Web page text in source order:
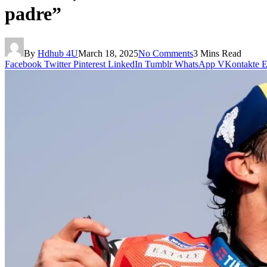
padre”
By Hdhub 4UMarch 18, 2025No Comments3 Mins Read
Facebook Twitter Pinterest LinkedIn Tumblr WhatsApp VKontakte